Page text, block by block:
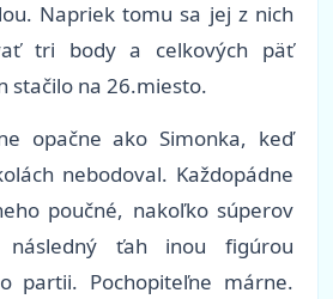
Napriek tomu sa jej z nich
tri body a celkových päť
stačilo na 26.miesto.
opačne ako Simonka, keď
nebodoval. Každopádne
poučné, nakoľko súperov
ťah inou figúrou
partii. Pochopiteľne márne.